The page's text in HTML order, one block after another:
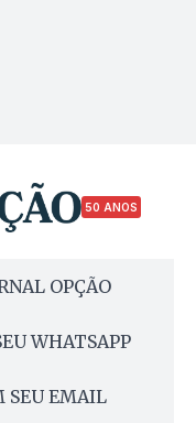
50 ANOS
OPÇÃO
WHATSAPP
SEU EMAIL